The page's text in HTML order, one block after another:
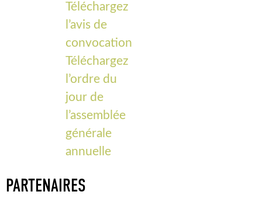
Téléchargez
l’avis de
convocation
Téléchargez
l’ordre du
jour de
l’assemblée
générale
annuelle
PARTENAIRES